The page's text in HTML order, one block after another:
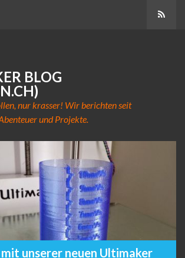
BLOG
nur krasser! Wir berichten seit
und Projekte.
unserer neuen Ultimaker